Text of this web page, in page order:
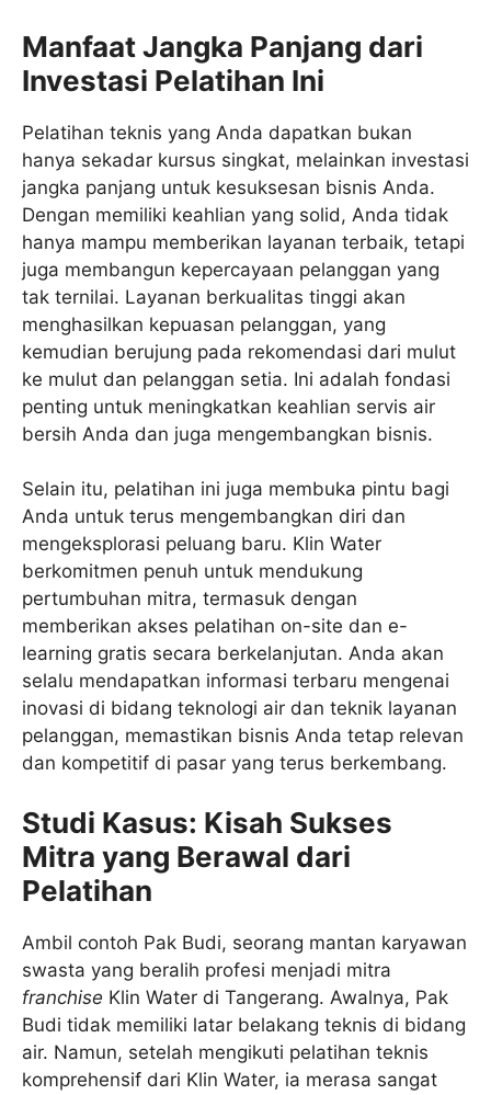
Manfaat Jangka Panjang dari
Investasi Pelatihan Ini
Pelatihan teknis yang Anda dapatkan bukan
hanya sekadar kursus singkat, melainkan investasi
jangka panjang untuk kesuksesan bisnis Anda.
Dengan memiliki keahlian yang solid, Anda tidak
hanya mampu memberikan layanan terbaik, tetapi
juga membangun kepercayaan pelanggan yang
tak ternilai. Layanan berkualitas tinggi akan
menghasilkan kepuasan pelanggan, yang
kemudian berujung pada rekomendasi dari mulut
ke mulut dan pelanggan setia. Ini adalah fondasi
penting untuk meningkatkan keahlian servis air
bersih Anda dan juga mengembangkan bisnis.
Selain itu, pelatihan ini juga membuka pintu bagi
Anda untuk terus mengembangkan diri dan
mengeksplorasi peluang baru. Klin Water
berkomitmen penuh untuk mendukung
pertumbuhan mitra, termasuk dengan
memberikan akses pelatihan on-site dan e-
learning gratis secara berkelanjutan. Anda akan
selalu mendapatkan informasi terbaru mengenai
inovasi di bidang teknologi air dan teknik layanan
pelanggan, memastikan bisnis Anda tetap relevan
dan kompetitif di pasar yang terus berkembang.
Studi Kasus: Kisah Sukses
Mitra yang Berawal dari
Pelatihan
Ambil contoh Pak Budi, seorang mantan karyawan
swasta yang beralih profesi menjadi mitra
franchise Klin Water di Tangerang. Awalnya, Pak
Budi tidak memiliki latar belakang teknis di bidang
air. Namun, setelah mengikuti pelatihan teknis
komprehensif dari Klin Water, ia merasa sangat